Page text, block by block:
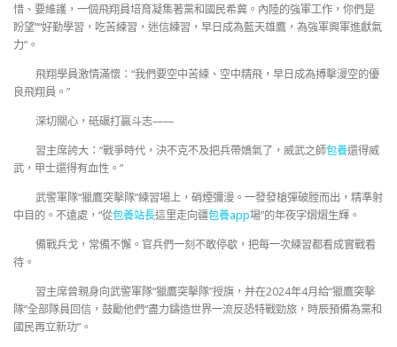
惜、要維護，一個飛翔員培育凝集著黨和國民希冀。內陸的強軍工作，你們是
盼望”“好勤學習，吃苦練習，迷信練習，早日成為藍天雄鷹，為強軍興軍進獻氣
力”。
飛翔學員激情滿懷：“我們要空中苦練、空中精飛，早日成為搏擊漫空的優
良飛翔員。”
深切關心，砥礪打贏斗志——
習主席誇大：“戰爭時代，決不克不及把兵帶嬌氣了，威武之師包養還得威
武，甲士還得有血性。”
武警軍隊“獵鷹突擊隊”練習場上，硝煙彌漫。一發發槍彈破膛而出，精準射
中目的。不遠處，“從包養站長這里走向疆包養app場”的年夜字熠熠生輝。
備戰兵戈，常備不懈。官兵們一刻不敢停歇，把每一次練習都看成實戰看
待。
習主席曾親身向武警軍隊“獵鷹突擊隊”授旗，并在2024年4月給“獵鷹突擊
隊”全部隊員回信，鼓勵他們“盡力鑄造世界一流反恐特戰勁旅，時辰預備為黨和
國民再立新功”。